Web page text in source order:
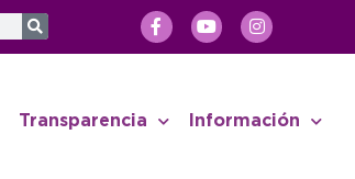
Transparencia Información